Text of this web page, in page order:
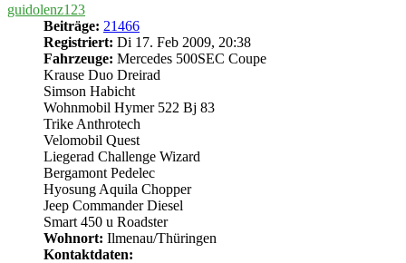
guidolenz123
Beiträge: 21466
Registriert: Di 17. Feb 2009, 20:38
Fahrzeuge: Mercedes 500SEC Coupe
Krause Duo Dreirad
Simson Habicht
Wohnmobil Hymer 522 Bj 83
Trike Anthrotech
Velomobil Quest
Liegerad Challenge Wizard
Bergamont Pedelec
Hyosung Aquila Chopper
Jeep Commander Diesel
Smart 450 u Roadster
Wohnort: Ilmenau/Thüringen
Kontaktdaten: